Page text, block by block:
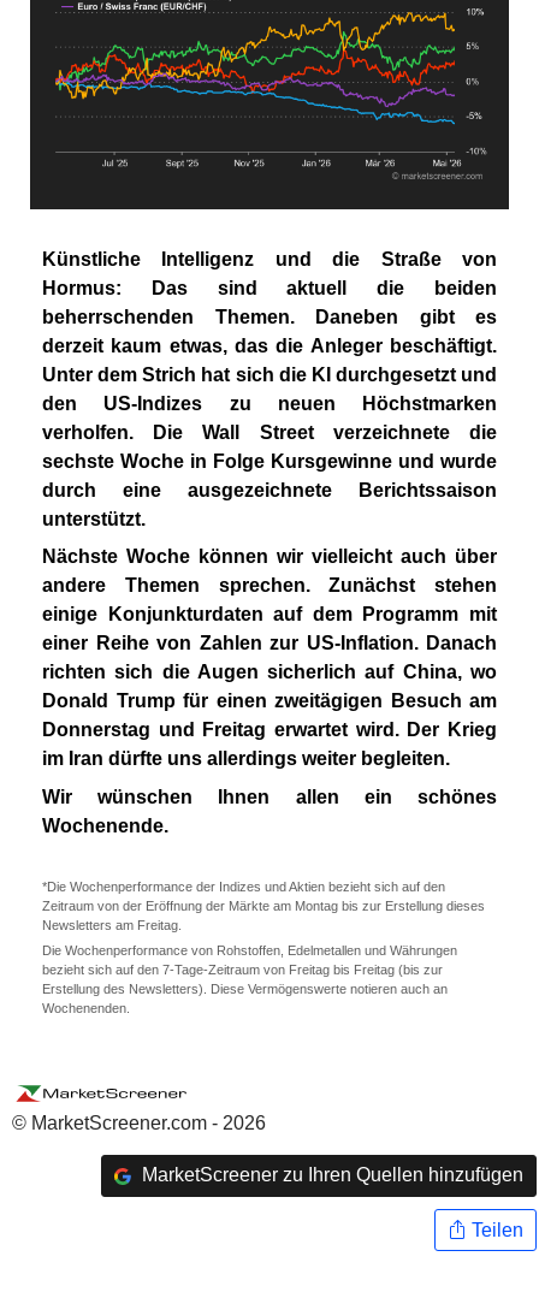
Künstliche Intelligenz und die Straße von
Hormus: Das sind aktuell die beiden
beherrschenden Themen. Daneben gibt es
derzeit kaum etwas, das die Anleger beschäftigt.
Unter dem Strich hat sich die KI durchgesetzt und
den US-Indizes zu neuen Höchstmarken
verholfen. Die Wall Street verzeichnete die
sechste Woche in Folge Kursgewinne und wurde
durch eine ausgezeichnete Berichtssaison
unterstützt.
Nächste Woche können wir vielleicht auch über
andere Themen sprechen. Zunächst stehen
einige Konjunkturdaten auf dem Programm mit
einer Reihe von Zahlen zur US-Inflation. Danach
richten sich die Augen sicherlich auf China, wo
Donald Trump für einen zweitägigen Besuch am
Donnerstag und Freitag erwartet wird. Der Krieg
im Iran dürfte uns allerdings weiter begleiten.
Wir wünschen Ihnen allen ein schönes
Wochenende.
*Die Wochenperformance der Indizes und Aktien bezieht sich auf den
Zeitraum von der Eröffnung der Märkte am Montag bis zur Erstellung dieses
Newsletters am Freitag.
Die Wochenperformance von Rohstoffen, Edelmetallen und Währungen
bezieht sich auf den 7-Tage-Zeitraum von Freitag bis Freitag (bis zur
Erstellung des Newsletters). Diese Vermögenswerte notieren auch an
Wochenenden.
© MarketScreener.com - 2026
MarketScreener zu Ihren Quellen hinzufügen
Teilen